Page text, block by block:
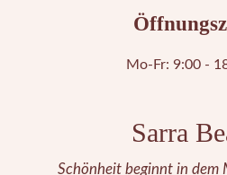
Mo-Fr: 9:00 -
Sarra
Schönheit beginnt in dem